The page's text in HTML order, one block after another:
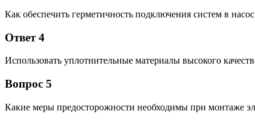
Как обеспечить герметичность подключения систем в
Ответ 4
Использовать уплотнительные материалы высокого
Вопрос 5
Какие меры предосторожности необходимы при монтаже